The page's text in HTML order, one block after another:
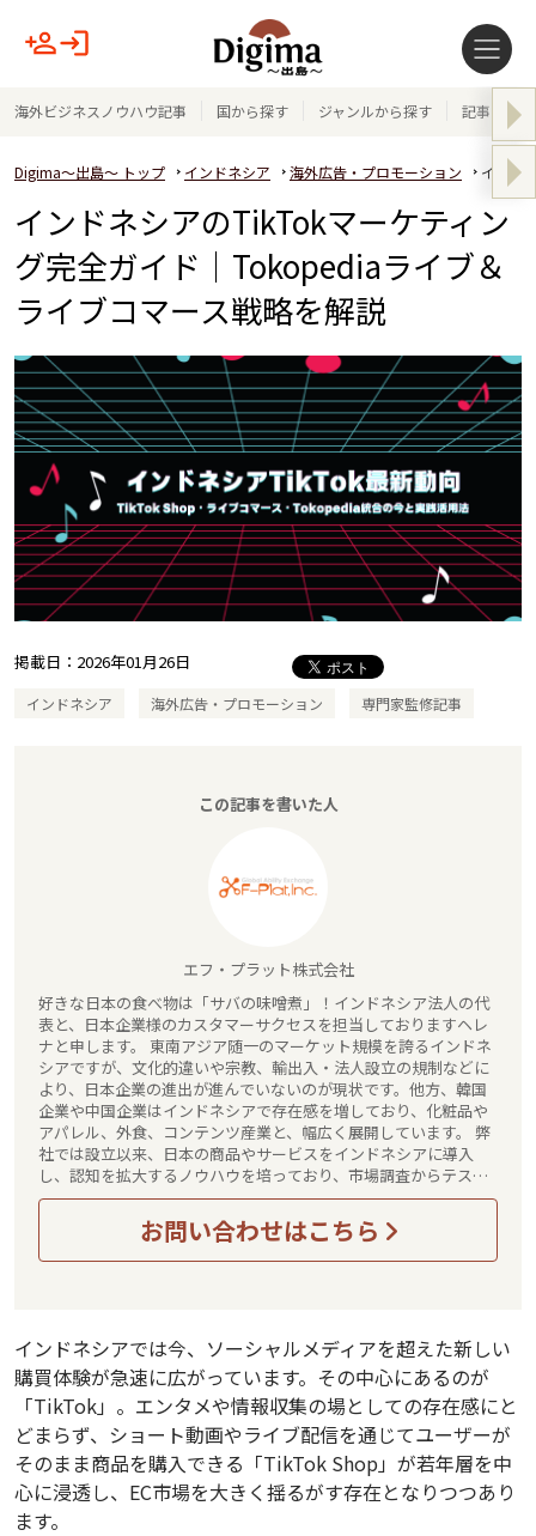
海外ビジネスノウハウ記事 国から探す ジャンルから探す 記事テー
Digima～出島～ トップ インドネシア 海外広告・プロモーション インド
インドネシアのTikTokマーケティン
グ完全ガイド｜Tokopediaライブ＆
ライブコマース戦略を解説
掲載日： 2026年01月26日
インドネシア 海外広告・プロモーション 専門家監修記事
この記事を書いた人
エフ・プラット株式会社
好きな日本の食べ物は「サバの味噌煮」！インドネシア法人の代
表と、日本企業様のカスタマーサクセスを担当しておりますヘレ
ナと申します。 東南アジア随一のマーケット規模を誇るインドネ
シアですが、文化的違いや宗教、輸出入・法人設立の規制などに
より、日本企業の進出が進んでいないのが現状です。他方、韓国
企業や中国企業はインドネシアで存在感を増しており、化粧品や
アパレル、外食、コンテンツ産業と、幅広く展開しています。 弊
社では設立以来、日本の商品やサービスをインドネシアに導入
し、認知を拡大するノウハウを培っており、市場調査からテスト
マーケティング、本格展開までワンストップでお任せいただけま
す。インドネシアでは日本の商品やサービスの信頼感が非常に高
いため、適切な導入が図れれば大きな販路拡大につながるものと
確信しています。 インドネシアに関することなら、なんでもお気
お問い合わせはこちら
インドネシアでは今、ソーシャルメディアを超えた新しい
購買体験が急速に広がっています。その中心にあるのが
「TikTok」。エンタメや情報収集の場としての存在感にと
どまらず、ショート動画やライブ配信を通じてユーザーが
そのまま商品を購入できる「TikTok Shop」が若年層を中
心に浸透し、EC市場を大きく揺るがす存在となりつつあり
ます。